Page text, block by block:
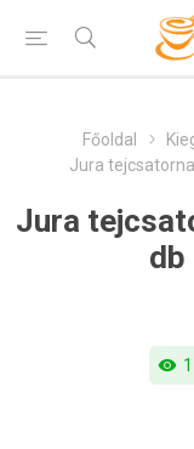
Főoldal
Jura
Jura
db
visibility